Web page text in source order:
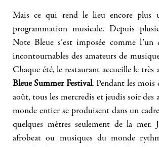
Mais ce qui rend le lieu encore plus
programmation musicale. Depuis
Note Bleue s’est imposée comme l’un
incontournables des amateurs de
Chaque été, le restaurant accueille le
Bleue Summer Festival. Pendant les
août, tous les mercredis et jeudis soir des
monde entier se produisent dans un
quelques mètres seulement de la mer.
afrobeat ou musiques du monde